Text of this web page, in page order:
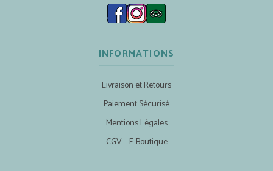
INFORMATIONS
Livraison et Retours
Paiement Sécurisé
Mentions Légales
CGV – E-Boutique